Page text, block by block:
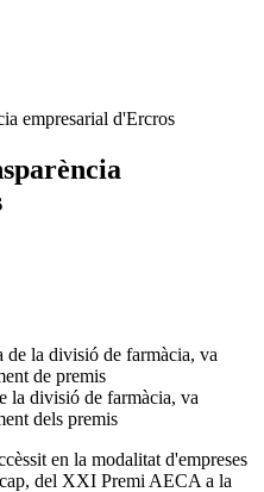
empresarial d'Ercros
la divisió de farmàcia, va
dels premis
en la modalitat d'empreses
cap, del XXI Premi AECA a la